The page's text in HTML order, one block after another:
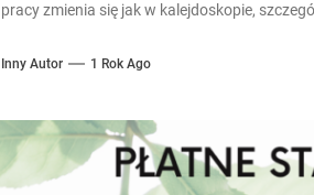
pracy zmienia się jak w kalejdoskopie,
Inny Autor 1 Rok Ago